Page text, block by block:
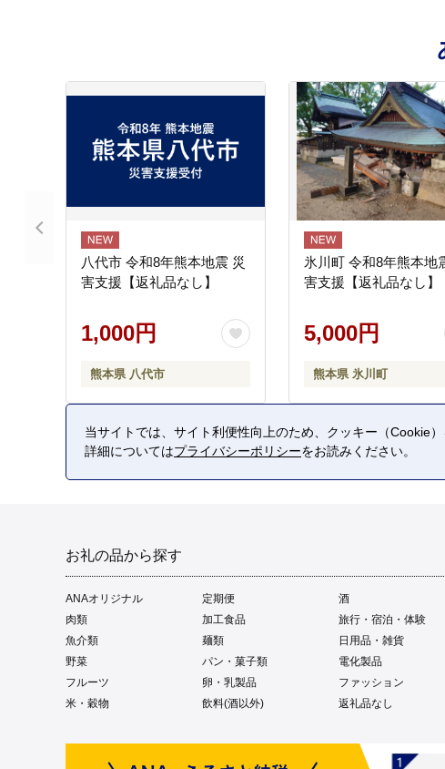
八代市 令和8年熊本地震 災
害支援【返礼品なし】
1,000円
熊本県 八代市
氷川町 令和8年熊本地
害支援【返礼品なし】
5,000円
熊本県 氷川町
お礼の品から探す
ANAオリジナル 定期便
酒
肉類
加工食品
旅行・宿泊・体験
魚介類
麺類
日用品・雑貨
野菜
パン・菓子類
電化製品
フルーツ
卵・乳製品
ファッション
米・穀物
飲料(酒以外) 返礼品なし
当サイトでは、サイト利便性向上のため、クッキー（Cookie
詳細についてはプライバシーポリシーをお読みください。